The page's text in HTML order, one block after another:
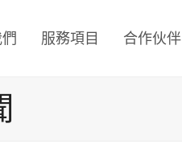
服務項目 合作伙伴